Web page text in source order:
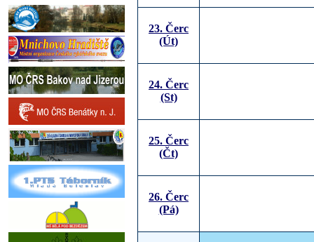
23. Čerc
(Út)
24. Čerc
(St)
25. Čerc
(Čt)
26. Čerc
(Pá)